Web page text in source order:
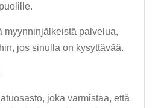
myynninjälkeistä palvelua,
jos sinulla on kysyttävää.
joka varmistaa, että